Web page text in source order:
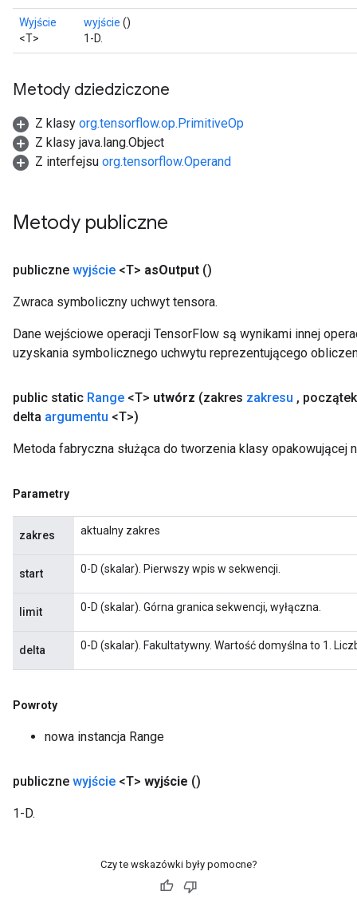
Wyjście
<T>
wyjście ()
1-D.
Metody dziedziczone
Z klasy org.tensorflow.op.PrimitiveOp
Z klasy java.lang.Object
Z interfejsu org.tensorflow.Operand
Metody publiczne
publiczne wyjście <T> asOutput ()
Zwraca symboliczny uchwyt tensora.
Dane wejściowe operacji TensorFlow są wynikami innej
uzyskania symbolicznego uchwytu reprezentującego
public static Range <T> utwórz (zakres zakresu ,
delta argumentu <T>)
Metoda fabryczna służąca do tworzenia klasy opakowującej
Parametry
zakres aktualny zakres
start 0-D (skalar). Pierwszy wpis w sekwencji.
limit 0-D (skalar). Górna granica sekwencji, wyłączna.
delta 0-D (skalar). Fakultatywny. Wartość domyślna to 1.
Powroty
nowa instancja Range
publiczne wyjście <T> wyjście ()
1-D.
Czy te wskazówki były pomocne?